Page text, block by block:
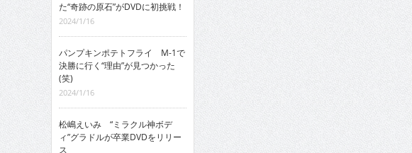
た“奇跡の原石”がDVDに初挑戦！
2024/1/16
パンプキンポテトフライ M-1で
決勝に行く“理由”が見つかった
(笑)
2024/1/16
松嶋えいみ “ミラクル神ボデ
ィ”グラドルが卒業DVDをリリー
ス